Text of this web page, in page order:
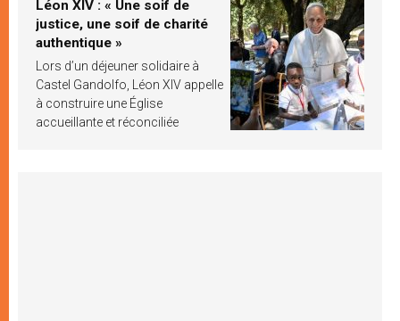
Léon XIV : « Une soif de
justice, une soif de charité
authentique »
Lors d’un déjeuner solidaire à
Castel Gandolfo, Léon XIV appelle
à construire une Église
accueillante et réconciliée